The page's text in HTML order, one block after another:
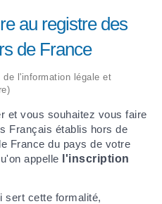
au registre des
de France
l'information légale et
et vous souhaitez vous faire
Français établis hors de
France du pays de votre
appelle
l'inscription
sert cette formalité,